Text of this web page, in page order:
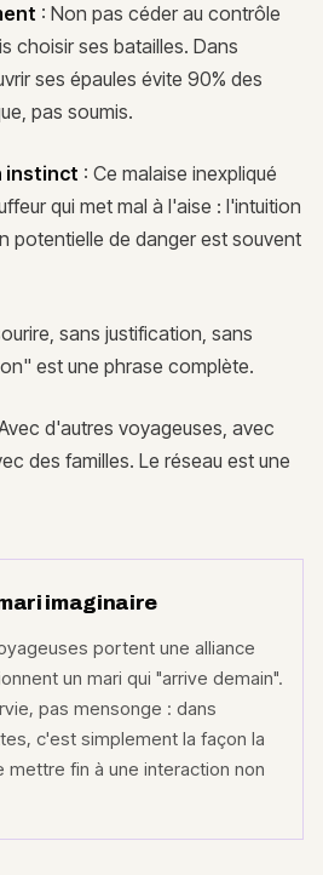
: Non pas céder au contrôle
choisir ses batailles. Dans
ses épaules évite 90% des
pas soumis.
instinct : Ce malaise inexpliqué
qui met mal à l'aise : l'intuition
potentielle de danger est souvent
sans justification, sans
est une phrase complète.
d'autres voyageuses, avec
des familles. Le réseau est une
imaginaire
portent une alliance
un mari qui "arrive demain".
pas mensonge : dans
c'est simplement la façon la
mettre fin à une interaction non